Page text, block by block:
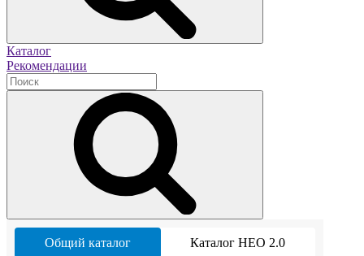
Каталог
Рекомендации
Общий каталог Каталог НЕО 2.0